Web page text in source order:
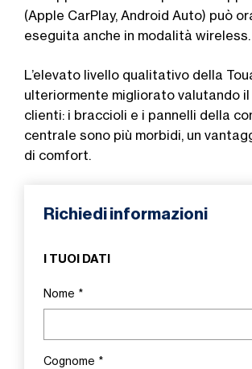
(Apple CarPlay, Android Auto) può
eseguita anche in modalità wireless.
L’elevato livello qualitativo della
ulteriormente migliorato valutando
clienti: i braccioli e i pannelli della
centrale sono più morbidi, un
di comfort.
Richiedi informazioni
I TUOI DATI
Nome *
Cognome *